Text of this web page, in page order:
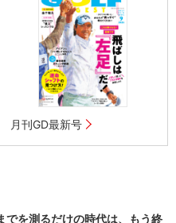
月刊GD最新号
でを測るだけの時代は、もう終